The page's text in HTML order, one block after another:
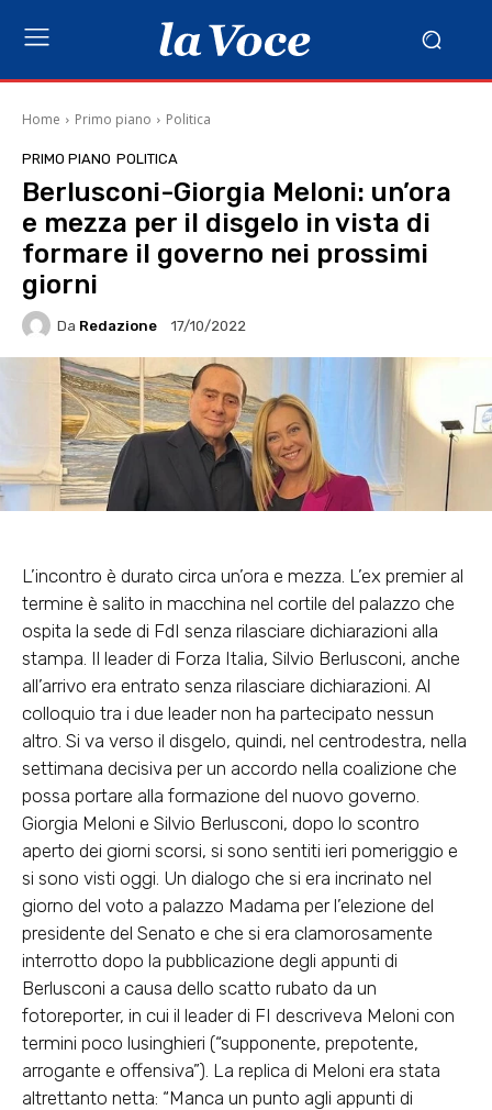
Home Primo piano Politica
PRIMO PIANO POLITICA
Berlusconi-Giorgia Meloni: un’ora
e mezza per il disgelo in vista di
formare il governo nei prossimi
giorni
Da Redazione 17/10/2022
L’incontro è durato circa un’ora e mezza. L’ex premier al
termine è salito in macchina nel cortile del palazzo che
ospita la sede di FdI senza rilasciare dichiarazioni alla
stampa. Il leader di Forza Italia, Silvio Berlusconi, anche
all’arrivo era entrato senza rilasciare dichiarazioni. Al
colloquio tra i due leader non ha partecipato nessun
altro. Si va verso il disgelo, quindi, nel centrodestra, nella
settimana decisiva per un accordo nella coalizione che
possa portare alla formazione del nuovo governo.
Giorgia Meloni e Silvio Berlusconi, dopo lo scontro
aperto dei giorni scorsi, si sono sentiti ieri pomeriggio e
si sono visti oggi. Un dialogo che si era incrinato nel
giorno del voto a palazzo Madama per l’elezione del
presidente del Senato e che si era clamorosamente
interrotto dopo la pubblicazione degli appunti di
Berlusconi a causa dello scatto rubato da un
fotoreporter, in cui il leader di FI descriveva Meloni con
termini poco lusinghieri (“supponente, prepotente,
arrogante e offensiva”). La replica di Meloni era stata
altrettanto netta: “Manca un punto agli appunti di